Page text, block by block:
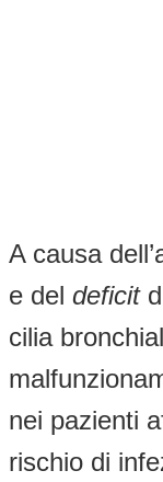
A causa
e del deficit
cilia
nei pazienti
rischio di